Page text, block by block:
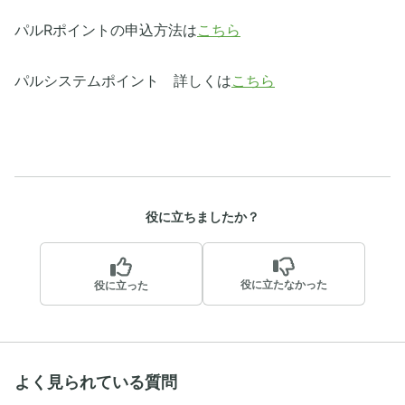
パルRポイントの申込方法はこちら
パルシステムポイント 詳しくはこちら
役に立ちましたか？
役に立った 役に立たなかった
よく見られている質問